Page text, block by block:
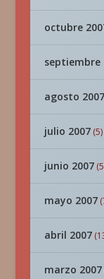
octubre
septiembre
agosto 2007
julio 2007(5)
junio 2007
mayo 2007
abril 2007
marzo 2007